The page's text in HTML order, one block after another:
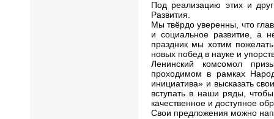
Под реализацию этих и
Развития.
Мы твёрдо уверенны, что
и социальное развитие, а
праздник мы хотим
новых побед в науке и
Ленинский комсомол
проходимом в рамках
инициатива» и высказать
вступать в наши ряды,
качественное и доступное
Свои предложения можно